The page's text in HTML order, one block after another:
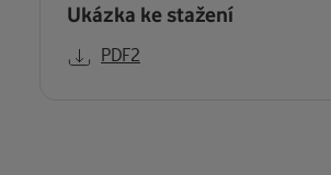
Ukázka ke stažení
PDF2